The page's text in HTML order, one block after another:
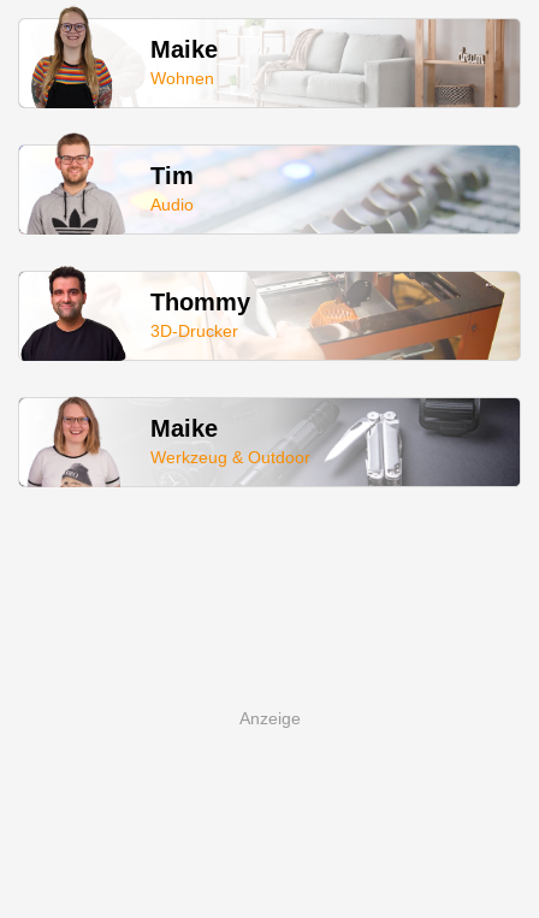
Maike
Wohnen
Tim
Audio
Thommy
3D-Drucker
Maike
Werkzeug & Outdoor